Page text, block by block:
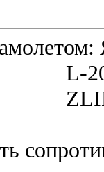
526